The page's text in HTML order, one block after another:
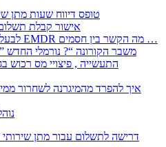
2356 – טופס דיווח שעות
2357 – אישור קבלת
– לבעלי עסקים ובעולם העבודה EMDR מה הקשר בין חסמים …
– משבר הקורונה “? נורמלי החדש ” ומהו ה